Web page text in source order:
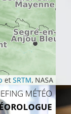
et SRTM, NASA
MÉTÉO